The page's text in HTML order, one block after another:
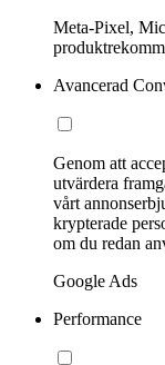
Meta-Pixel,
Avancerad
Genom att
utvärdera
vårt
krypterade
om du redan
Google Ads
Performance